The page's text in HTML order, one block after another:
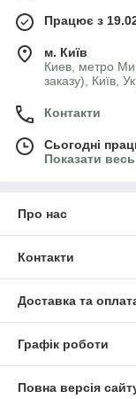
Працює з
м. Київ
Киев, метро
заказу), Київ,
Контакти
Сьогодні
Показати
Про нас
Контакти
Доставка та
Графік роботи
Повна версія